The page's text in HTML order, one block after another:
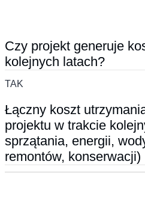
Czy projekt generuje
kolejnych latach?
TAK
Łączny koszt
projektu w trakcie
sprzątania, energii,
remontów, konserwacji)